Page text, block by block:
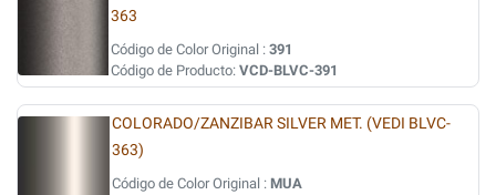
363
Código de Color Original : 391
Código de Producto: VCD-BLVC-391
COLORADO/ZANZIBAR SILVER MET. (VEDI BLVC-
363)
Código de Color Original : MUA